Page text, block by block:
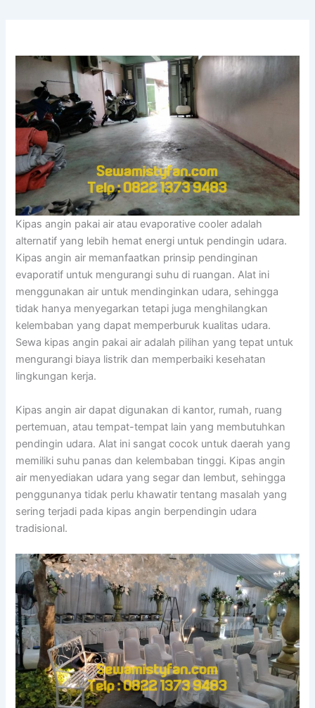
Kipas angin pakai air atau evaporative cooler adalah
alternatif yang lebih hemat energi untuk pendingin udara.
Kipas angin air memanfaatkan prinsip pendinginan
evaporatif untuk mengurangi suhu di ruangan. Alat ini
menggunakan air untuk mendinginkan udara, sehingga
tidak hanya menyegarkan tetapi juga menghilangkan
kelembaban yang dapat memperburuk kualitas udara.
Sewa kipas angin pakai air adalah pilihan yang tepat untuk
mengurangi biaya listrik dan memperbaiki kesehatan
lingkungan kerja.
Kipas angin air dapat digunakan di kantor, rumah, ruang
pertemuan, atau tempat-tempat lain yang membutuhkan
pendingin udara. Alat ini sangat cocok untuk daerah yang
memiliki suhu panas dan kelembaban tinggi. Kipas angin
air menyediakan udara yang segar dan lembut, sehingga
penggunanya tidak perlu khawatir tentang masalah yang
sering terjadi pada kipas angin berpendingin udara
tradisional.